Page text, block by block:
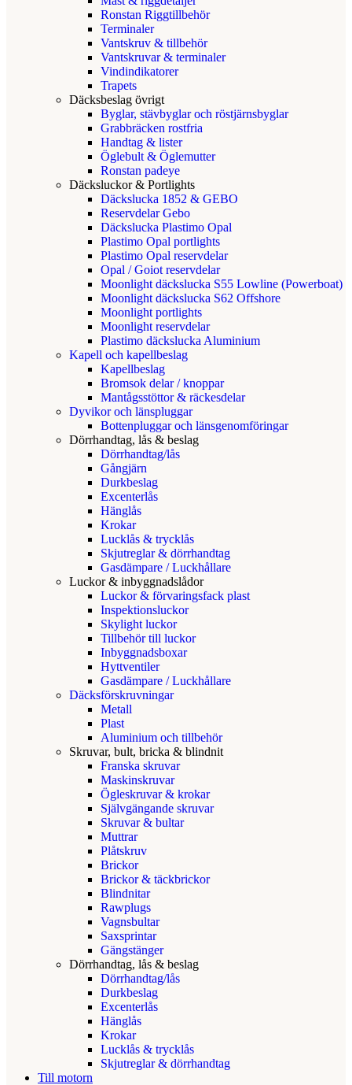
Ronstan Riggtillbehör
Terminaler
Vantskruv & tillbehör
Vantskruvar & terminaler
Vindindikatorer
Trapets
Däcksbeslag övrigt
Byglar, stävbyglar och röstjärnsbyglar
Grabbräcken rostfria
Handtag & lister
Öglebult & Öglemutter
Ronstan padeye
Däcksluckor & Portlights
Däckslucka 1852 & GEBO
Reservdelar Gebo
Däckslucka Plastimo Opal
Plastimo Opal portlights
Plastimo Opal reservdelar
Opal / Goiot reservdelar
Moonlight däckslucka S55 Lowline (Powerboat)
Moonlight däckslucka S62 Offshore
Moonlight portlights
Moonlight reservdelar
Plastimo däckslucka Aluminium
Kapell och kapellbeslag
Kapellbeslag
Bromsok delar / knoppar
Mantågsstöttor & räckesdelar
Dyvikor och länspluggar
Bottenpluggar och länsgenomföringar
Dörrhandtag, lås & beslag
Dörrhandtag/lås
Gångjärn
Durkbeslag
Excenterlås
Hänglås
Krokar
Lucklås & trycklås
Skjutreglar & dörrhandtag
Gasdämpare / Luckhållare
Luckor & inbyggnadslådor
Luckor & förvaringsfack plast
Inspektionsluckor
Skylight luckor
Tillbehör till luckor
Inbyggnadsboxar
Hyttventiler
Gasdämpare / Luckhållare
Däcksförskruvningar
Metall
Plast
Aluminium och tillbehör
Skruvar, bult, bricka & blindnit
Franska skruvar
Maskinskruvar
Ögleskruvar & krokar
Självgängande skruvar
Skruvar & bultar
Muttrar
Plåtskruv
Brickor
Brickor & täckbrickor
Blindnitar
Rawplugs
Vagnsbultar
Saxsprintar
Gängstänger
Dörrhandtag, lås & beslag
Dörrhandtag/lås
Durkbeslag
Excenterlås
Hänglås
Krokar
Lucklås & trycklås
Skjutreglar & dörrhandtag
Till motorn